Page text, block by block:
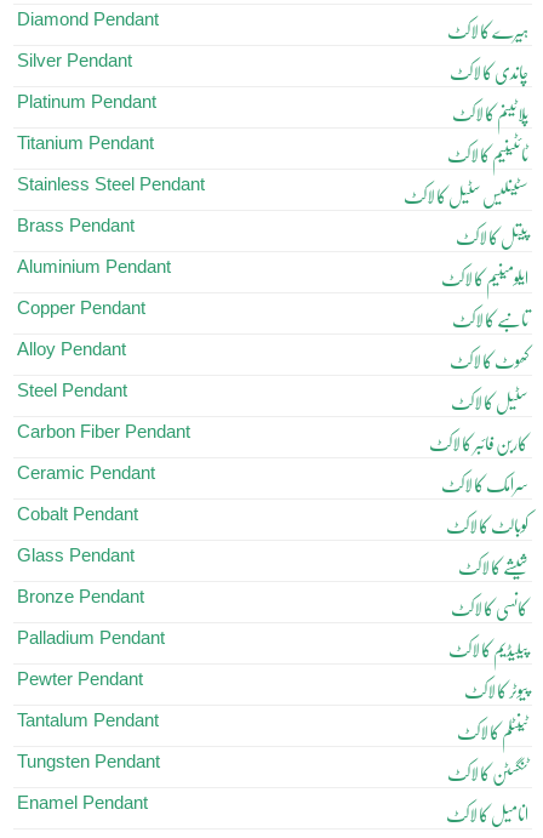
Diamond Pendant ہیرے کا لاکٹ
Silver Pendant چاندی کا لاکٹ
Platinum Pendant پلاٹینم کا لاکٹ
Titanium Pendant ٹائٹینیم کا لاکٹ
Stainless Steel Pendant سٹینلیس سٹیل کا لاکٹ
Brass Pendant پیتل کا لاکٹ
Aluminium Pendant ایلومینیم کا لاکٹ
Copper Pendant تانبے کا لاکٹ
Alloy Pendant کھوٹ کا لاکٹ
Steel Pendant سٹیل کا لاکٹ
Carbon Fiber Pendant کاربن فائبر کا لاکٹ
Ceramic Pendant سرامک کا لاکٹ
Cobalt Pendant کوبالٹ کا لاکٹ
Glass Pendant شیشے کا لاکٹ
Bronze Pendant کانسی کا لاکٹ
Palladium Pendant پیلیڈیم کا لاکٹ
Pewter Pendant پیوٹر کا لاکٹ
Tantalum Pendant ٹینٹلم کا لاکٹ
Tungsten Pendant ٹنگسٹن کا لاکٹ
Enamel Pendant انامیل کا لاکٹ